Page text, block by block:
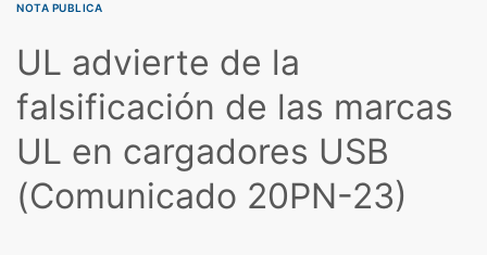
NOTA PUBLICA
UL advierte de la
falsificación de las marcas
UL en cargadores USB
(Comunicado 20PN-23)